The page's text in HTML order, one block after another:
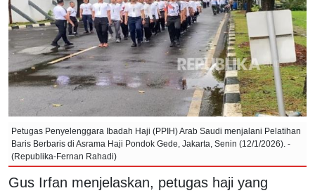
Petugas Penyelenggara Ibadah Haji (PPIH) Arab Saudi menjalani Pelatihan
Baris Berbaris di Asrama Haji Pondok Gede, Jakarta, Senin (12/1/2026). -
(Republika-Fernan Rahadi)
Gus Irfan menjelaskan, petugas haji yang